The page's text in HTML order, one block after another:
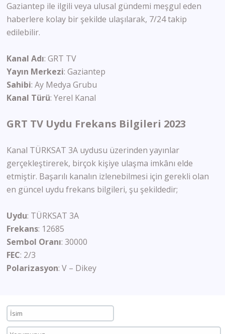
Gaziantep ile ilgili veya ulusal gündemi meşgul eden
haberlere kolay bir şekilde ulaşılarak, 7/24 takip
edilebilir.
Kanal Adı: GRT TV
Yayın Merkezi: Gaziantep
Sahibi: Ay Medya Grubu
Kanal Türü: Yerel Kanal
GRT TV Uydu Frekans Bilgileri 2023
Kanal TÜRKSAT 3A uydusu üzerinden yayınlar
gerçekleştirerek, birçok kişiye ulaşma imkânı elde
etmiştir. Başarılı kanalın izlenebilmesi için gerekli olan
en güncel uydu frekans bilgileri, şu şekildedir;
Uydu: TÜRKSAT 3A
Frekans: 12685
Sembol Oranı: 30000
FEC: 2/3
Polarizasyon: V – Dikey